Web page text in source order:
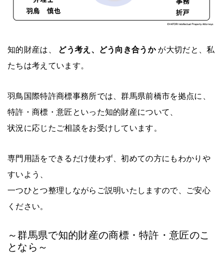
知的財産は、 どう考え、どう向き合うかが大切だと、私
たちは考えています。
羽鳥国際特許商標事務所では、群馬県前橋市を拠点に、
特許・商標・意匠といった知的財産について、
状況に応じたご相談をお受けしています。
専門用語をできるだけ使わず、初めての方にもわかりや
すいよう、
一つひとつ整理しながらご説明いたしますので、ご安心
ください。
～群馬県で知的財産の商標・特許・意匠のこ
となら～